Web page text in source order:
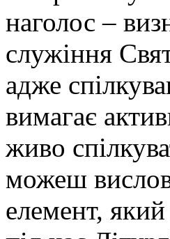
наголос –
служіння
адже
вимагає
живо
можеш
елемент,